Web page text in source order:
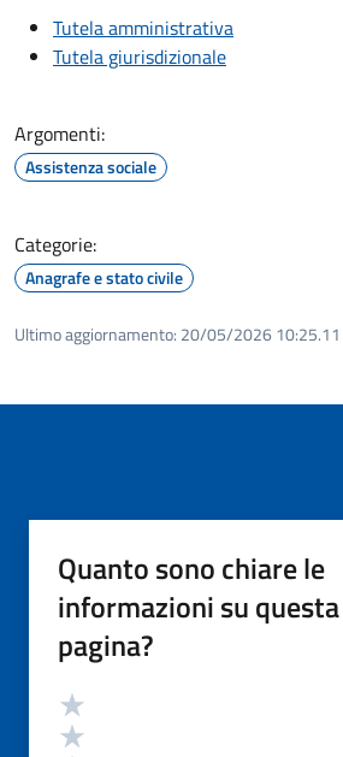
Tutela amministrativa
Tutela giurisdizionale
Argomenti:
Assistenza sociale
Categorie:
Anagrafe e stato civile
Ultimo aggiornamento: 20/05/2026 10:25.11
Quanto sono chiare le
informazioni su questa
pagina?
Valutazione